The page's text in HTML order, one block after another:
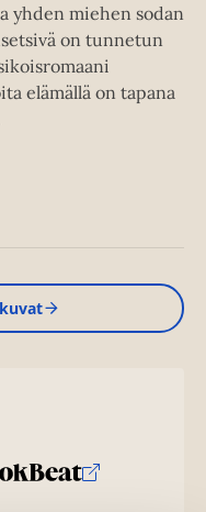
yhden miehen sodan
on tunnetun
elämällä on tapana